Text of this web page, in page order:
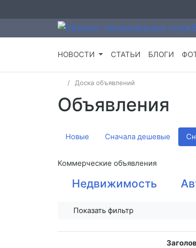
НОВОСТИ СТАТЬИ БЛОГИ
Доска объявлений
Объявления
Новые Сначала дешевые
Коммерческие объявления
Недвижимость
Показать фильтр